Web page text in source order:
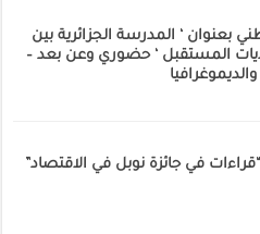
بعنوان ‘ المدرسة الجزائرية بين
المستقبل ‘ حضوري وعن بعد –
في جائزة نوبل في الاقتصاد”